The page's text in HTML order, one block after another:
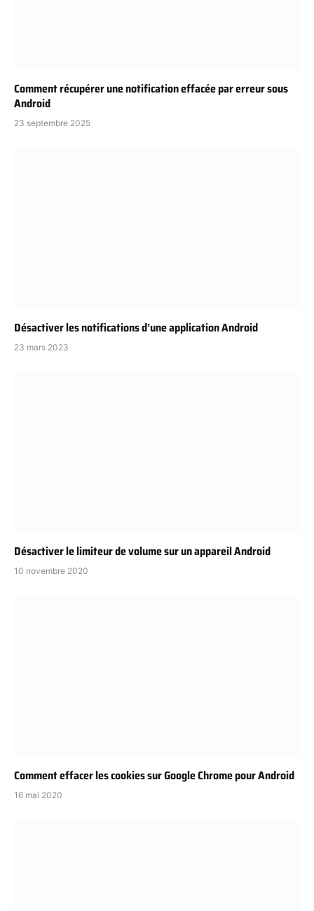
Comment récupérer une notification effacée par erreur sous
Android
23 septembre 2025
Désactiver les notifications d’une application Android
23 mars 2023
Désactiver le limiteur de volume sur un appareil Android
10 novembre 2020
Comment effacer les cookies sur Google Chrome pour Android
16 mai 2020